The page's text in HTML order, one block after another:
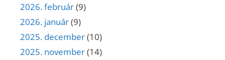
2026. február(9)
2026. január(9)
2025. december(10)
2025. november(14)